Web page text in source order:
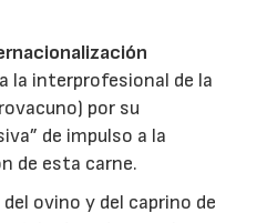
la interprofesional de la
por su
de impulso a la
de esta carne.
ovino y del caprino de